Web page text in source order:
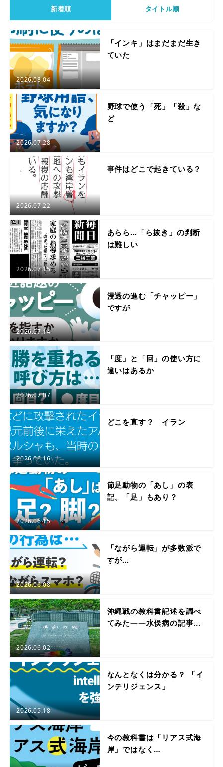
新着順 タイトル順
2026.08.04
「インキ」はまだまだ生き
ていた
2026.07.28
野球で使う「死」「殺」な
ど
2026.07.22
事件はどこで起きている？
2026.07.15
あらら…「ら抜き」の判断
は難しい
2026.07.14
浸透の進む「チャッピー」
ですが
2026.07.07
「度」と「回」の使い方に
違いはあるか
2026.06.16
どこを直す？ イラン
2026.06.15
節足動物の「あし」の表
記、「足」もあり？
2026.06.08
「ながら運転」が多数派で
すが…
2026.06.02
沖縄戦の教科書記述を調べ
てみた――水俣病の記事...
2026.05.18
なんとなくは分かる？ 「イ
ンテリジェンス」
今の教科書は「リアス式海
岸」ではなく…